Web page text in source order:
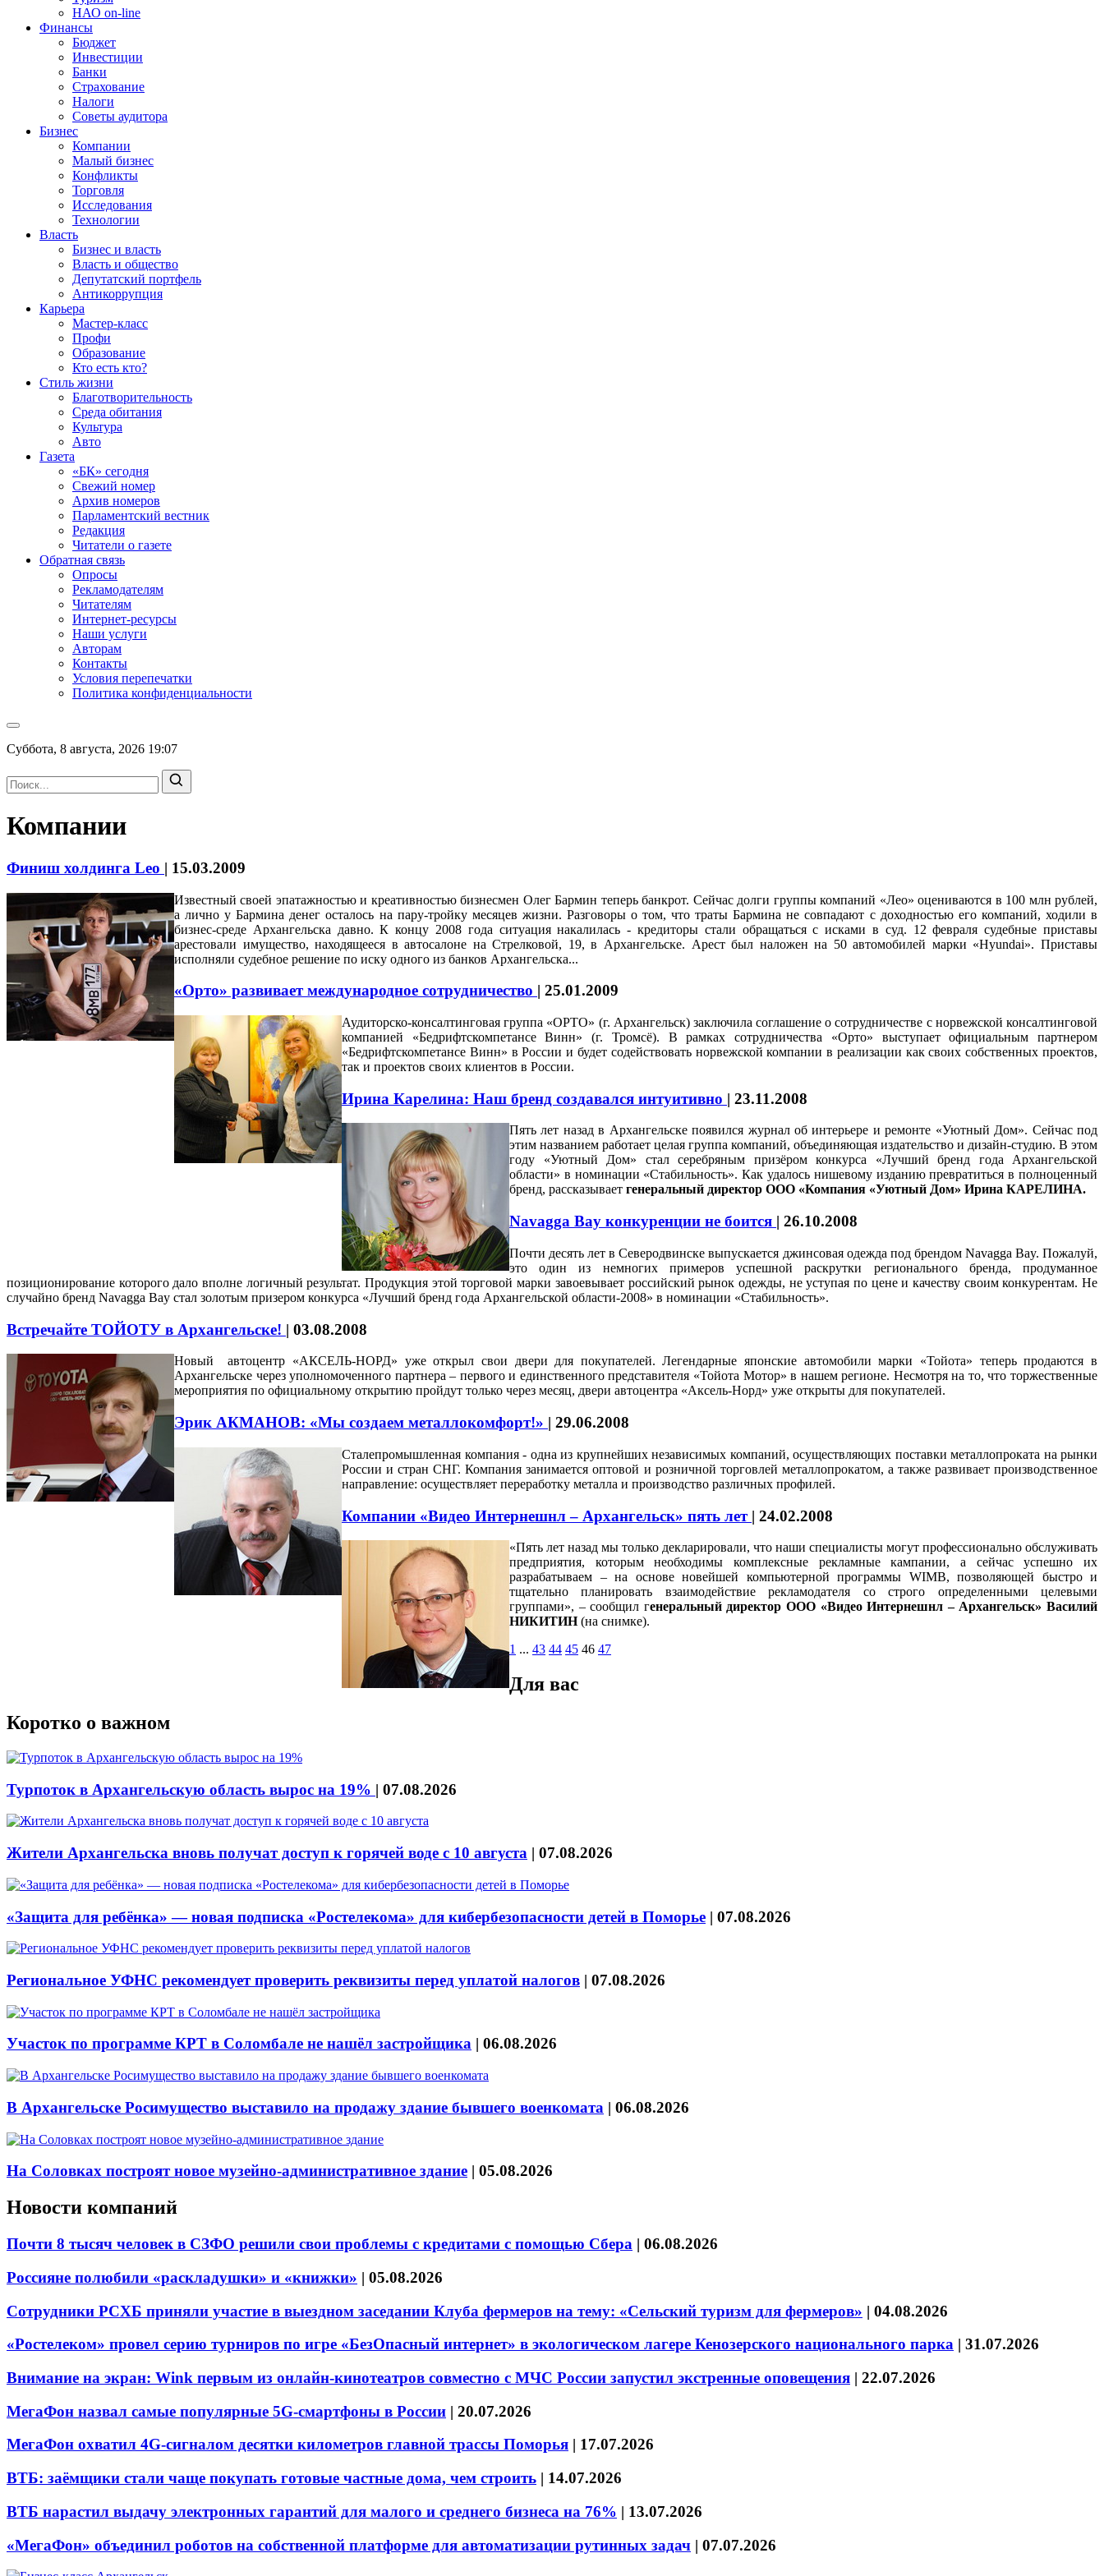
НАО on-line
Финансы
Бюджет
Инвестиции
Банки
Страхование
Налоги
Советы аудитора
Бизнес
Компании
Малый бизнес
Конфликты
Торговля
Исследования
Технологии
Власть
Бизнес и власть
Власть и общество
Депутатский портфель
Антикоррупция
Карьера
Мастер-класс
Профи
Образование
Кто есть кто?
Стиль жизни
Благотворительность
Среда обитания
Культура
Авто
Газета
«БК» сегодня
Свежий номер
Архив номеров
Парламентский вестник
Редакция
Читатели о газете
Обратная связь
Опросы
Рекламодателям
Читателям
Интернет-ресурсы
Наши услуги
Авторам
Контакты
Условия перепечатки
Политика конфиденциальности
Суббота, 8 августа, 2026 19:07
Компании
Финиш холдинга Leo | 15.03.2009
Известный своей эпатажностью и креативностью бизнесмен Олег Бармин теперь банкрот. Сейчас долги группы компаний «Лео» оцениваются в 100 млн рублей,
а лично у Бармина денег осталось на пару-тройку месяцев жизни. Разговоры о том, что траты Бармина не совпадают с доходностью его компаний, ходили в
бизнес-среде Архангельска давно. К концу 2008 года ситуация накалилась - кредиторы стали обращаться с исками в суд. 12 февраля судебные приставы
арестовали имущество, находящееся в автосалоне на Стрелковой, 19, в Архангельске. Арест был наложен на 50 автомобилей марки «Hyundai». Приставы
исполняли судебное решение по иску одного из банков Архангельска...
«Орто» развивает международное сотрудничество | 25.01.2009
Аудиторско-консалтинговая группа «ОРТО» (г. Архангельск) заключила соглашение о сотрудничестве с норвежской консалтинговой
компанией «Бедрифтскомпетансе Винн» (г. Тромсё). В рамках сотрудничества «Орто» выступает официальным партнером
«Бедрифтскомпетансе Винн» в России и будет содействовать норвежской компании в реализации как своих собственных проектов,
так и проектов своих клиентов в России.
Ирина Карелина: Наш бренд создавался интуитивно | 23.11.2008
Пять лет назад в Архангельске появился журнал об интерьере и ремонте «Уютный Дом». Сейчас под
этим названием работает целая группа компаний, объединяющая издательство и дизайн-студию. В этом
году «Уютный Дом» стал серебряным призёром конкурса «Лучший бренд года Архангельской
области» в номинации «Стабильность». Как удалось нишевому изданию превратиться в полноценный
бренд, рассказывает генеральный директор ООО «Компания «Уютный Дом» Ирина КАРЕЛИНА.
Navagga Bay конкуренции не боится | 26.10.2008
Почти десять лет в Северодвинске выпускается джинсовая одежда под брендом Navagga Bay. Пожалуй,
это один из немногих примеров успешной раскрутки регионального бренда, продуманное
позиционирование которого дало вполне логичный результат. Продукция этой торговой марки завоевывает российский рынок одежды, не уступая по цене и качеству своим конкурентам. Не
случайно бренд Navagga Bay стал золотым призером конкурса «Лучший бренд года Архангельской области-2008» в номинации «Стабильность».
Встречайте ТОЙОТУ в Архангельске! | 03.08.2008
Новый автоцентр «АКСЕЛЬ-НОРД» уже открыл свои двери для покупателей. Легендарные японские автомобили марки «Тойота» теперь продаются в
Архангельске через уполномоченного партнера – первого и единственного представителя «Тойота Мотор» в нашем регионе. Несмотря на то, что торжественные
мероприятия по официальному открытию пройдут только через месяц, двери автоцентра «Аксель-Норд» уже открыты для покупателей.
Эрик АКМАНОВ: «Мы создаем металлокомфорт!» | 29.06.2008
Сталепромышленная компания - одна из крупнейших независимых компаний, осуществляющих поставки металлопроката на рынки
России и стран СНГ. Компания занимается оптовой и розничной торговлей металлопрокатом, а также развивает производственное
направление: осуществляет переработку металла и производство различных профилей.
Компании «Видео Интернешнл – Архангельск» пять лет | 24.02.2008
«Пять лет назад мы только декларировали, что наши специалисты могут профессионально обслуживать
предприятия, которым необходимы комплексные рекламные кампании, а сейчас успешно их
разрабатываем – на основе новейшей компьютерной программы WIMB, позволяющей быстро и
тщательно планировать взаимодействие рекламодателя со строго определенными целевыми
группами», – сообщил генеральный директор ООО «Видео Интернешнл – Архангельск» Василий
НИКИТИН(на снимке).
1 ... 43 44 45 46 47
Для вас
Коротко о важном
Турпоток в Архангельскую область вырос на 19% | 07.08.2026
Жители Архангельска вновь получат доступ к горячей воде с 10 августа | 07.08.2026
«Защита для ребёнка» — новая подписка «Ростелекома» для кибербезопасности детей в Поморье | 07.08.2026
Региональное УФНС рекомендует проверить реквизиты перед уплатой налогов | 07.08.2026
Участок по программе КРТ в Соломбале не нашёл застройщика | 06.08.2026
В Архангельске Росимущество выставило на продажу здание бывшего военкомата | 06.08.2026
На Соловках построят новое музейно-административное здание | 05.08.2026
Новости компаний
Почти 8 тысяч человек в СЗФО решили свои проблемы с кредитами с помощью Сбера | 06.08.2026
Россияне полюбили «раскладушки» и «книжки» | 05.08.2026
Сотрудники РСХБ приняли участие в выездном заседании Клуба фермеров на тему: «Сельский туризм для фермеров» | 04.08.2026
«Ростелеком» провел серию турниров по игре «БезОпасный интернет» в экологическом лагере Кенозерского национального парка | 31.07.2026
Внимание на экран: Wink первым из онлайн-кинотеатров совместно с МЧС России запустил экстренные оповещения | 22.07.2026
МегаФон назвал самые популярные 5G-смартфоны в России | 20.07.2026
МегаФон охватил 4G-сигналом десятки километров главной трассы Поморья | 17.07.2026
ВТБ: заёмщики стали чаще покупать готовые частные дома, чем строить | 14.07.2026
ВТБ нарастил выдачу электронных гарантий для малого и среднего бизнеса на 76% | 13.07.2026
«МегаФон» объединил роботов на собственной платформе для автоматизации рутинных задач | 07.07.2026